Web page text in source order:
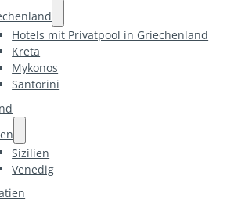
Hotels mit Privatpool in Griechenland
Kreta
Mykonos
Santorini
Sizilien
Venedig